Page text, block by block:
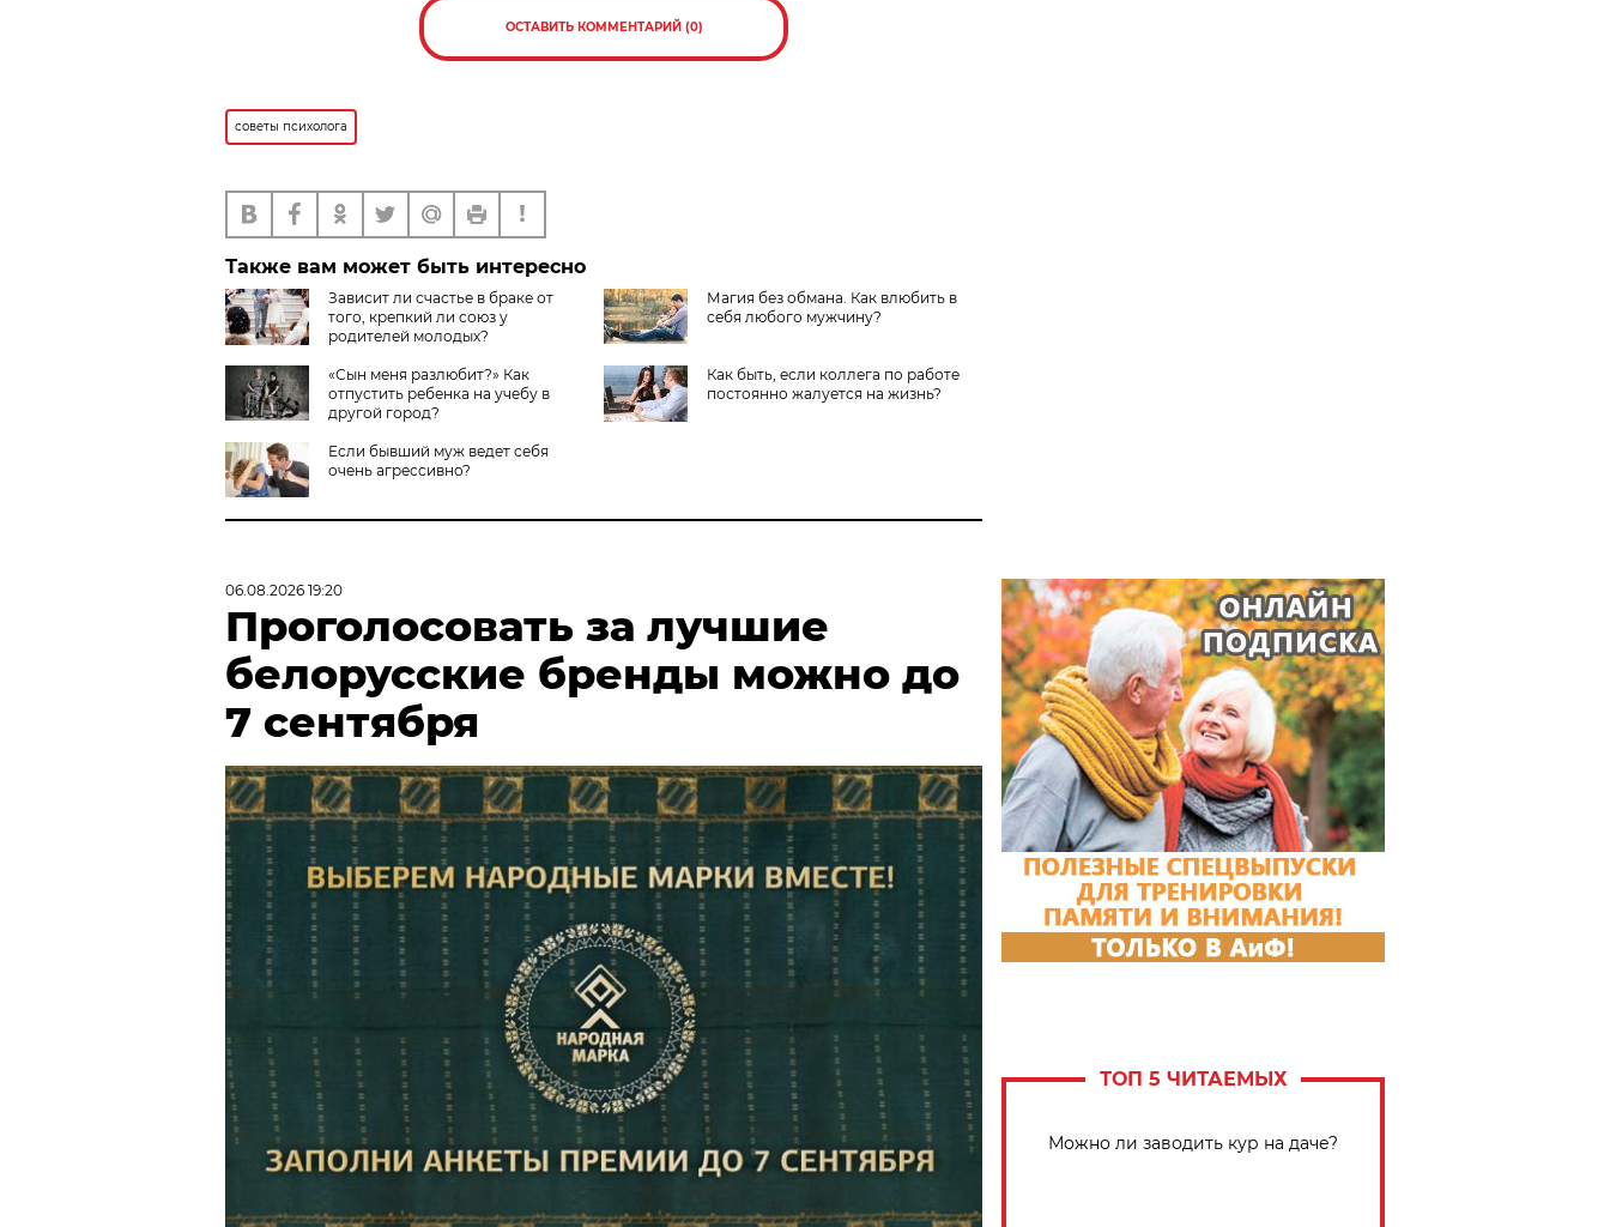
ОСТАВИТЬ КОММЕНТАРИЙ (0)
советы психолога
Также вам может быть интересно
Зависит ли счастье в браке от
того, крепкий ли союз у
родителей молодых?
Магия без обмана. Как влюбить в
себя любого мужчину?
«Сын меня разлюбит?» Как
отпустить ребенка на учебу в
другой город?
Как быть, если коллега по работе
постоянно жалуется на жизнь?
Если бывший муж ведет себя
очень агрессивно?
06.08.2026 19:20
Проголосовать за лучшие
белорусские бренды можно до
7 сентября
ТОП 5 ЧИТАЕМЫХ
Можно ли заводить кур на даче?